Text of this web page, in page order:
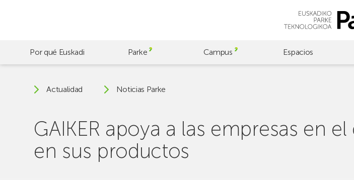
Por qué Euskadi Parke Campus Espacios
Actualidad Noticias Parke
GAIKER apoya a las empresas en
en sus productos